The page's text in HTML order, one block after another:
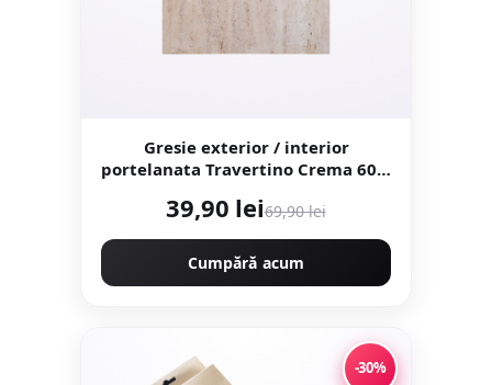
Gresie exterior / interior
portelanata Travertino Crema 60 x
piatra naturala
39,90 lei69,90 lei
Cumpără acum
-30%